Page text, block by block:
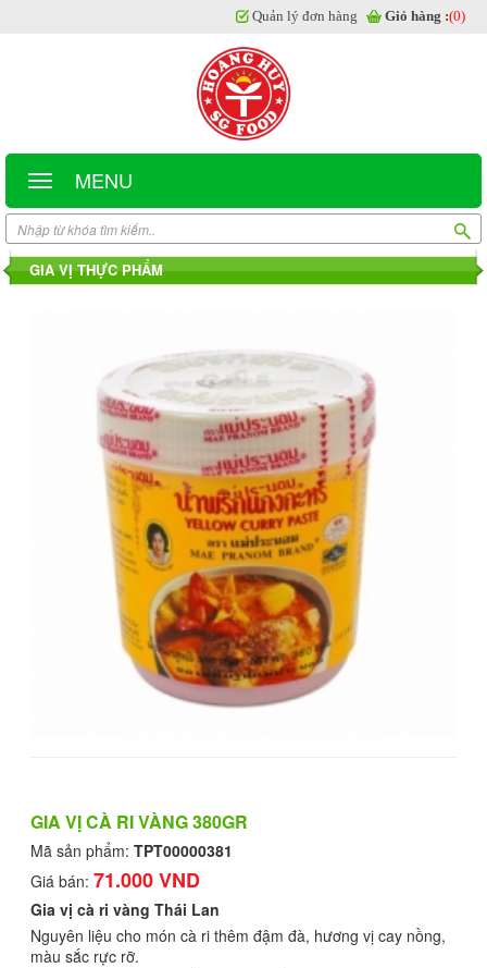
MENU
Quản lý đơn hàng Giỏ hàng :(0)
GIA VỊ THỰC PHẨM
GIA VỊ CÀ RI VÀNG 380GR
Mã sản phẩm: TPT00000381
Giá bán: 71.000 VND
Gia vị cà ri vàng Thái Lan
Nguyên liệu cho món cà ri thêm đậm đà, hương vị cay nồng,
màu sắc rực rỡ.